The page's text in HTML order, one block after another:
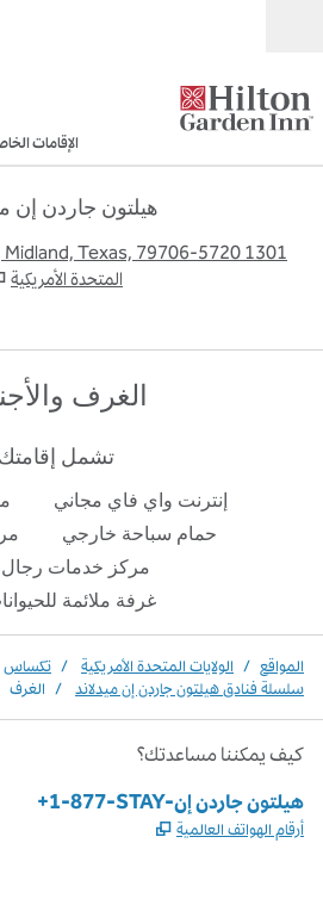
الإقامات
هيلتون جاردن إن
المتحدة الأمريكية
الغرف
تشمل إقامتك
إنترنت واي فاي مجاني
حمام سباحة خارجي
مركز خدمات رجال
غرفة ملائمة
المواقع / الولايات المتحدة الأمريكية / تكساس
سلسلة فنادق هيلتون جاردن إن ميدلاند
/ الغرف
كيف يمكننا مساعدتك؟
الهاتف:
+1-877-STAY-هيلتون جاردن إن
أرقام الهواتف العالمية